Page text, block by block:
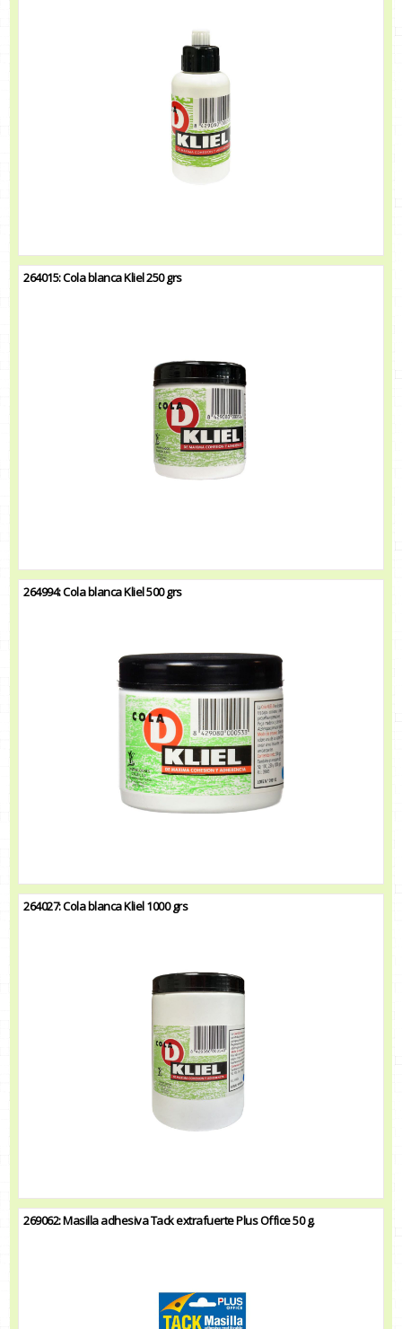
264015: Cola blanca Kliel 250 grs
264994: Cola blanca Kliel 500 grs
264027: Cola blanca Kliel 1000 grs
269062: Masilla adhesiva Tack extrafuerte Plus Office 50 g.